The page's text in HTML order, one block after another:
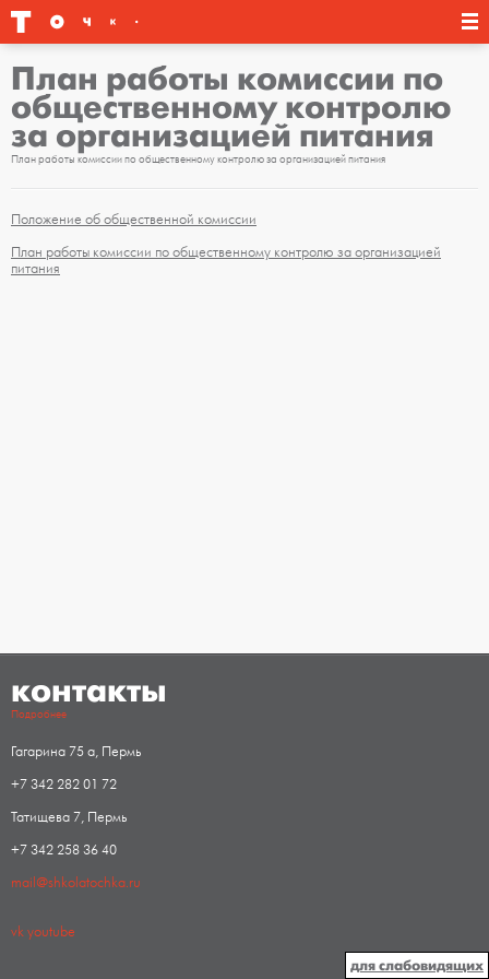
План работы комиссии по
общественному контролю
за организацией питания
План работы комиссии по общественному контролю за организацией питания
Положение об общественной комиссии
План работы комиссии по общественному контролю за организацией
питания
контакты
Подробнее
Гагарина 75 а, Пермь
+7 342 282 01 72
Татищева 7, Пермь
+7 342 258 36 40
mail@shkolatochka.ru
vkyoutube
для слабовидящих